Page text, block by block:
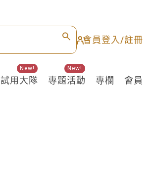
會員登入/註冊
試用大隊
New!
專題活動
New!
專欄 會員